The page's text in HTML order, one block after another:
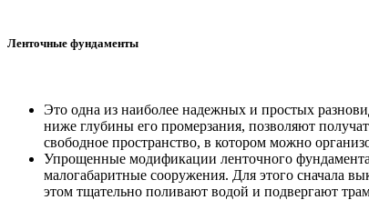
Ленточные фундаменты
Это одна из наиболее надежных и простых
ниже глубины его промерзания, позволяют
свободное пространство, в котором можно
Упрощенные модификации ленточного
малогабаритные сооружения. Для этого сначала
этом тщательно поливают водой и подвергают